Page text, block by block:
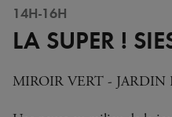
14H-16H
LA SUPER !
MIROIR VERT - JARDIN